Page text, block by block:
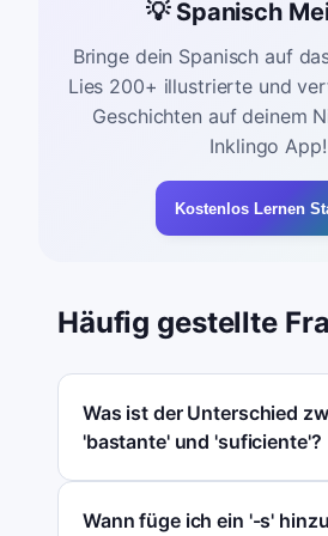
💡 Spanisch
Bringe dein Spanisch auf
Lies 200+ illustrierte und
Geschichten auf deinem
Inklingo App!
Kostenlos Lernen
Häufig gestellte
Was ist der Unterschied
'bastante' und 'suficiente'?
Wann füge ich ein '-s'